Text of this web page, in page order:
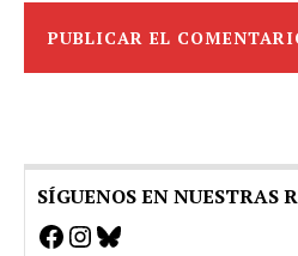
SÍGUENOS EN NUESTRAS
Facebook
Instagram
Bluesky